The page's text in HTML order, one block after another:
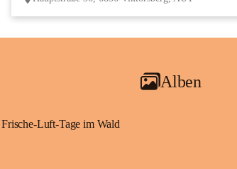
Alben
Frische-Luft-Tage im Wald